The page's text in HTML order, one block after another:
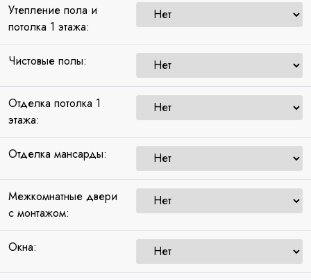
Утепление пола и
потолка 1 этажа:
Чистовые полы:
Отделка потолка 1
этажа:
Отделка мансарды:
Межкомнатные двери
с монтажом:
Окна: